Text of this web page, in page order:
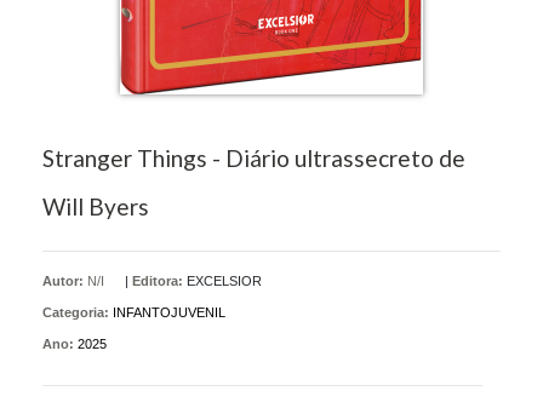
Stranger Things - Diário ultrassecreto de
Will Byers
Autor: N/I |Editora: EXCELSIOR
Categoria: INFANTOJUVENIL
Ano: 2025